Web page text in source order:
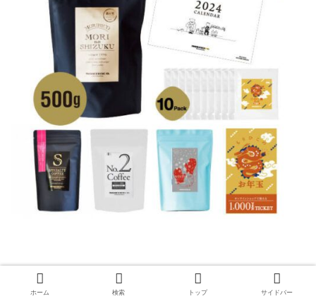
・森の雫 500g×1個
・エチオピアストロベリーモカ 200g×1 個
ホーム 検索 トップ サイドバー